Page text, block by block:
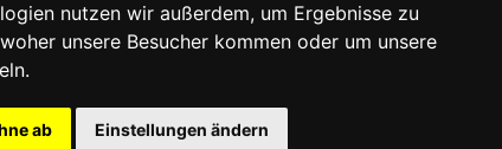
nutzen wir außerdem, um Ergebnisse zu
unsere Besucher kommen oder um unsere
ab Einstellungen ändern